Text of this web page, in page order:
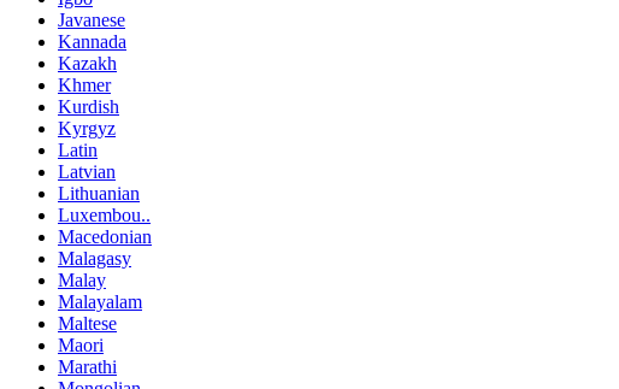
Javanese
Kannada
Kazakh
Khmer
Kurdish
Kyrgyz
Latin
Latvian
Lithuanian
Luxembou..
Macedonian
Malagasy
Malay
Malayalam
Maltese
Maori
Marathi